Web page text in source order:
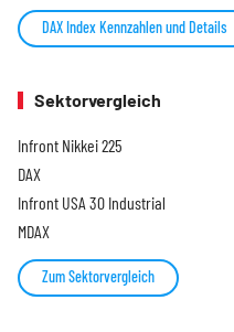
DAX Index Kennzahlen und Details
Sektorvergleich
Infront Nikkei 225
DAX
Infront USA 30 Industrial
MDAX
Zum Sektorvergleich